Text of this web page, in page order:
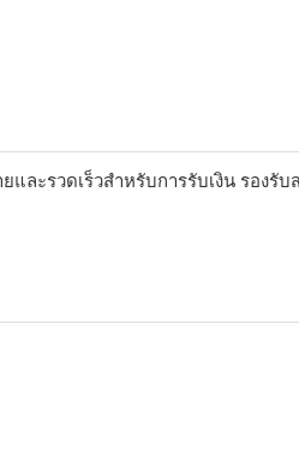
ละรวดเร็วสำหรับการรับเงิน รองรับ